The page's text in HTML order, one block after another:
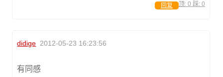
顶: 0 踩: 0
回复
didige 2012-05-23 16:23:56
有同感